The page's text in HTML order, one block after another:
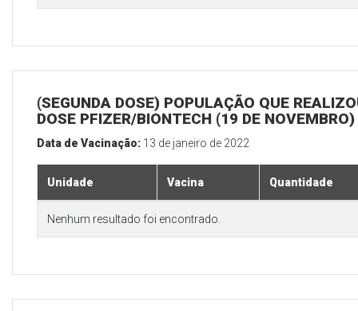
(SEGUNDA DOSE) POPULAÇÃO QUE
DOSE PFIZER/BIONTECH (19 DE NOVEMBRO)
Data de Vacinação: 13 de janeiro de 2022
Unidade Vacina Quantidade
Nenhum resultado foi encontrado.